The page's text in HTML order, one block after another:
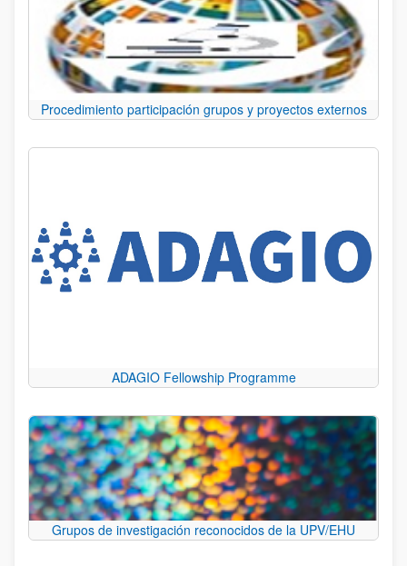
Procedimiento participación grupos y proyectos externos
ADAGIO Fellowship Programme
Grupos de investigación reconocidos de la UPV/EHU